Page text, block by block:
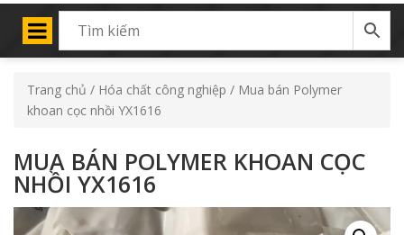
Trang chủ / Hóa chất công nghiệp / Mua bán Polymer
khoan cọc nhồi YX1616
MUA BÁN POLYMER KHOAN CỌC
NHỒI YX1616